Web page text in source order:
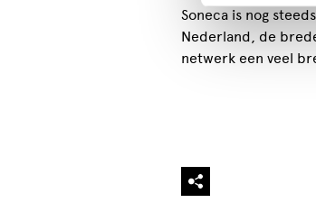
Soneca is nog
Nederland, de
netwerk een veel